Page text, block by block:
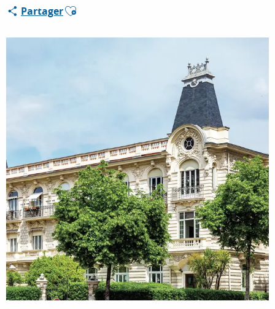
SÉJOURNER
PartagerAjouter aux favoris